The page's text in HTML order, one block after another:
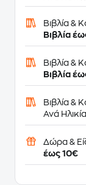
Βιβλία &
Βιβλία
Βιβλία &
Βιβλία
Βιβλία &
Ανά Ηλικία
Δώρα &
έως 10€